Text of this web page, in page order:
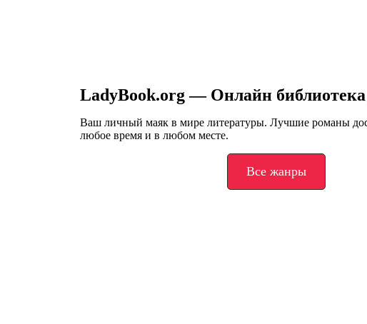
LadyBook.org — Онлайн
Ваш личный маяк в мире литературы. Лучшие романы
любое время и в любом месте.
Все жанры